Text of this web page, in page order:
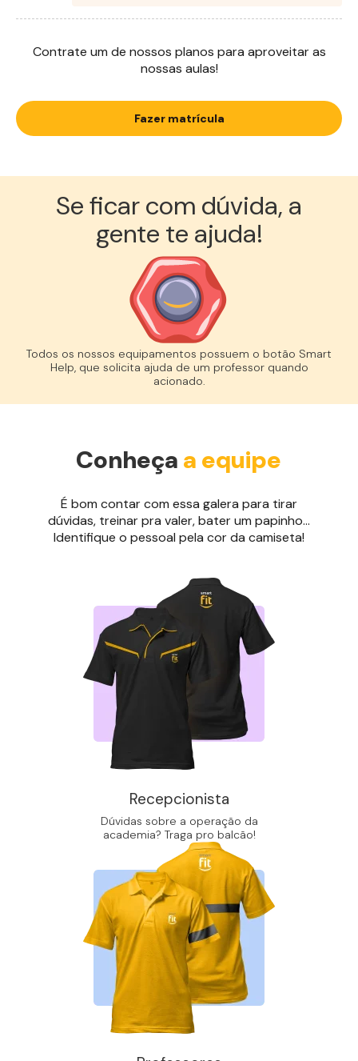
Contrate um de nossos planos para aproveitar as
nossas aulas!
Fazer matrícula
Se ficar com dúvida, a
gente te ajuda!︎
Todos os nossos equipamentos possuem o botão Smart
Help, que solicita ajuda de um professor quando
acionado.
Conheça a equipe
É bom contar com essa galera para tirar
dúvidas, treinar pra valer, bater um papinho...
Identifique o pessoal pela cor da camiseta!
Recepcionista
Dúvidas sobre a operação da
academia? Traga pro balcão!